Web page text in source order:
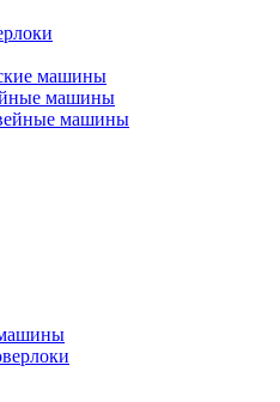
машины
машины
машины